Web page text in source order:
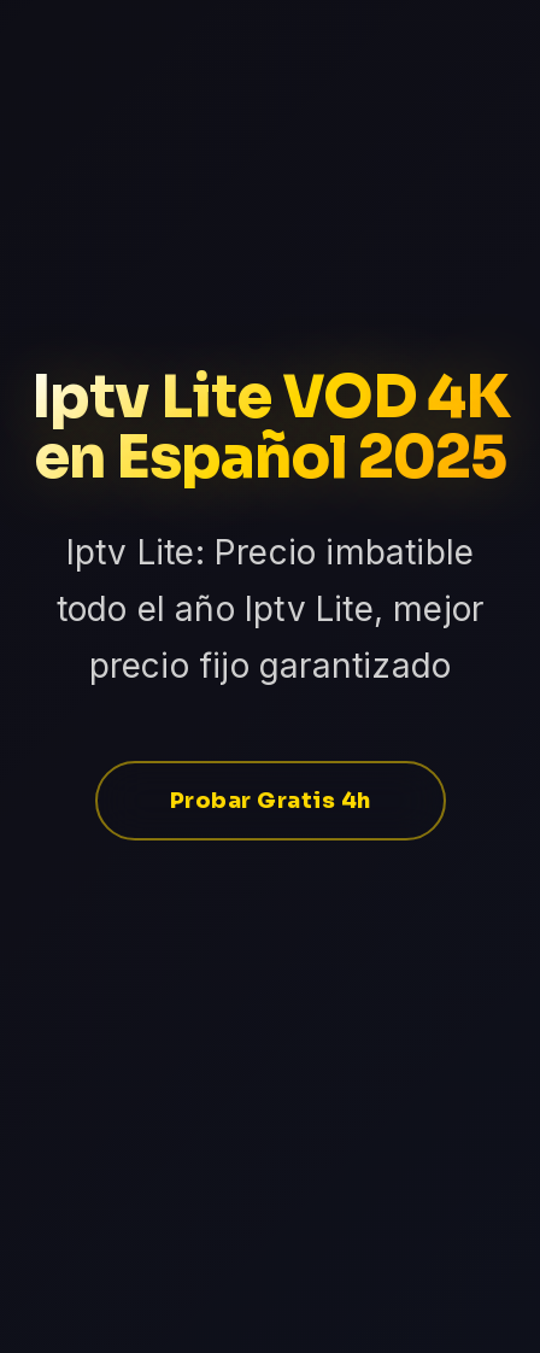
Iptv Lite VOD 4K
en Español 2025
Iptv Lite: Precio imbatible
todo el año Iptv Lite, mejor
precio fijo garantizado
Probar Gratis 4h